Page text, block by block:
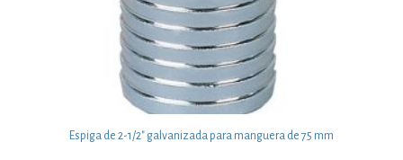
Espiga de 2-1/2″ galvanizada para manguera de 75 mm